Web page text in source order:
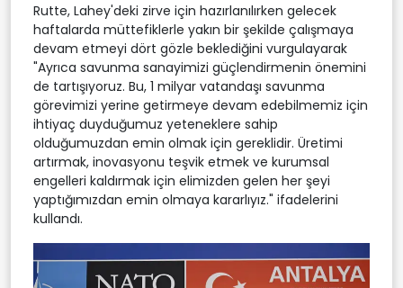
Rutte, Lahey'deki zirve için hazırlanılırken gelecek
haftalarda müttefiklerle yakın bir şekilde çalışmaya
devam etmeyi dört gözle beklediğini vurgulayarak
"Ayrıca savunma sanayimizi güçlendirmenin önemini
de tartışıyoruz. Bu, 1 milyar vatandaşı savunma
görevimizi yerine getirmeye devam edebilmemiz için
ihtiyaç duyduğumuz yeteneklere sahip
olduğumuzdan emin olmak için gereklidir. Üretimi
artırmak, inovasyonu teşvik etmek ve kurumsal
engelleri kaldırmak için elimizden gelen her şeyi
yaptığımızdan emin olmaya kararlıyız." ifadelerini
kullandı.